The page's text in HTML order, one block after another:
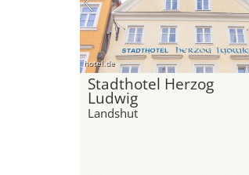
hotel.de
Stadthotel Herzog
Ludwig
Landshut